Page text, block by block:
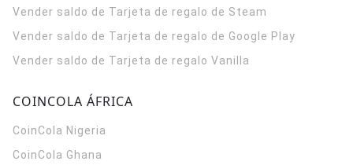
Vender saldo de Tarjeta de regalo de Steam
Vender saldo de Tarjeta de regalo de Google Play
Vender saldo de Tarjeta de regalo Vanilla
COINCOLA ÁFRICA
CoinCola Nigeria
CoinCola Ghana